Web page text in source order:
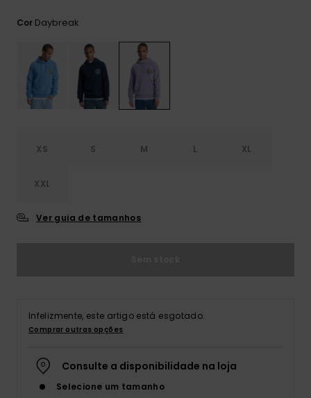
Cor Daybreak
XS S M L XL
XXL
Ver guia de tamanhos
Infelizmente, este artigo está esgotado.
Comprar outras opções
Consulte a disponibilidade na loja
Selecione um tamanho